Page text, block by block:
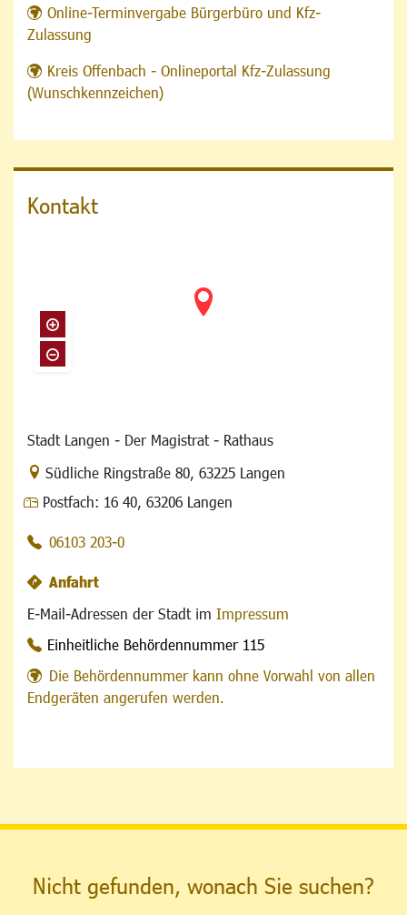
Online-Terminvergabe Bürgerbüro und Kfz-
Zulassung
Kreis Offenbach - Onlineportal Kfz-Zulassung
(Wunschkennzeichen)
Kontakt
Stadt Langen - Der Magistrat - Rathaus
Link zur Google-Maps Navigation
Südliche Ringstraße 80, 63225 Langen
Postfach: 16 40, 63206 Langen
06103 203-0
Anfahrt
E-Mail-Adressen der Stadt im Impressum
Einheitliche Behördennummer 115
Die Behördennummer kann ohne Vorwahl von allen
Endgeräten angerufen werden.
Nicht gefunden, wonach Sie suchen?